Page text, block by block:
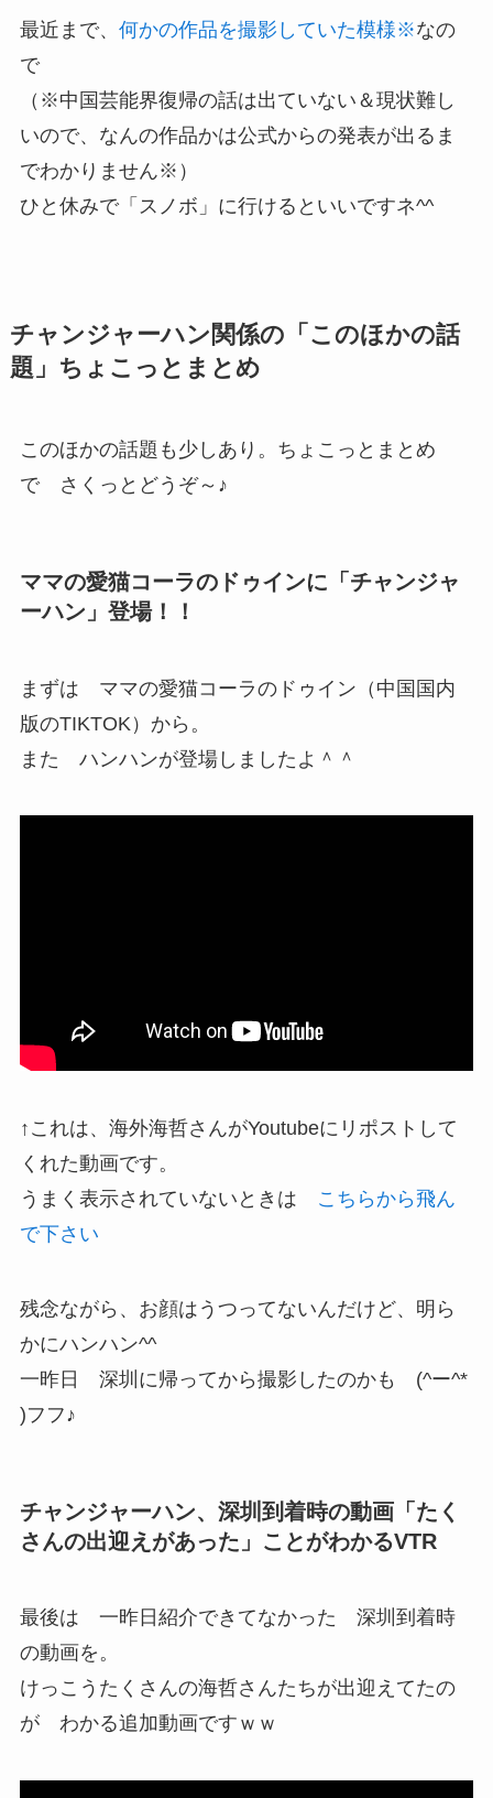
最近まで、 何かの作品を撮影していた模様※なの
で
（※中国芸能界復帰の話は出ていない＆現状難し
いので、なんの作品かは公式からの発表が出るま
でわかりません※）
ひと休みで「スノボ」に行けるといいですネ^^
チャンジャーハン関係の「このほかの話
題」ちょこっとまとめ
このほかの話題も少しあり。ちょこっとまとめ
で さくっとどうぞ～♪
ママの愛猫コーラのドゥインに「チャンジャ
ーハン」登場！！
まずは ママの愛猫コーラのドゥイン（中国国内
版のTIKTOK）から。
また ハンハンが登場しましたよ＾＾
↑これは、海外海哲さんがYoutubeにリポストして
くれた動画です。
うまく表示されていないときは
こちらから飛ん
で下さい
残念ながら、お顔はうつってないんだけど、明ら
かにハンハン^^
一昨日 深圳に帰ってから撮影したのかも (^ー^*
)フフ♪
チャンジャーハン、深圳到着時の動画「たく
さんの出迎えがあった」ことがわかるVTR
最後は 一昨日紹介できてなかった 深圳到着時
の動画を。
けっこうたくさんの海哲さんたちが出迎えてたの
が わかる追加動画ですｗｗ